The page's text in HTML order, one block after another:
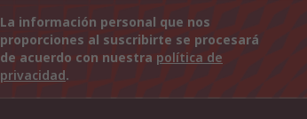
La información personal que nos
proporciones al suscribirte se procesará
de acuerdo con nuestra política de
privacidad.